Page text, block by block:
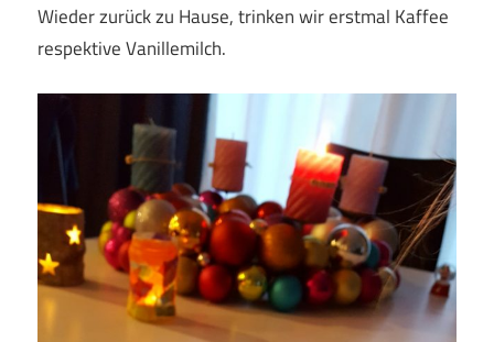
Wieder zurück zu Hause, trinken wir erstmal Kaffee
respektive Vanillemilch.